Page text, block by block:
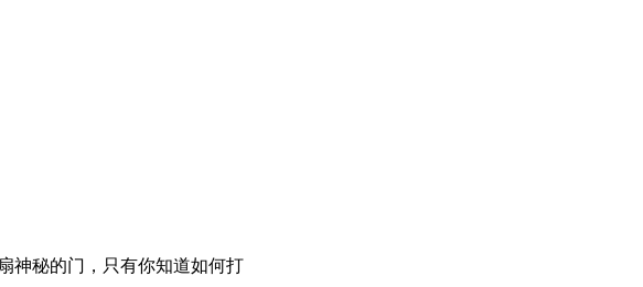
神秘的门，只有你知道如何打